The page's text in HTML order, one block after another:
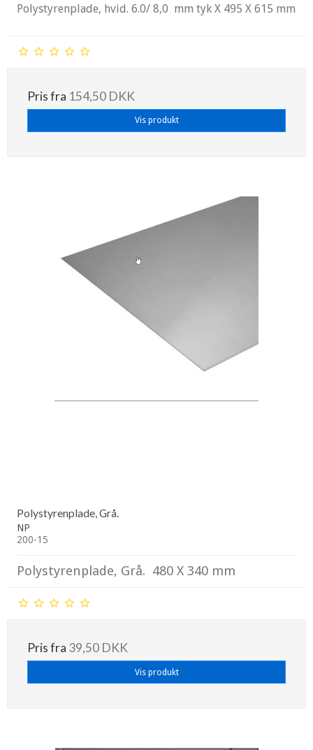
Polystyrenplade, hvid. 6.0/ 8,0 mm tyk X 495 X 615 mm
Pris fra 154,50 DKK
Vis produkt
Polystyrenplade, Grå.
NP
200-15
Polystyrenplade, Grå. 480 X 340 mm
Pris fra 39,50 DKK
Vis produkt